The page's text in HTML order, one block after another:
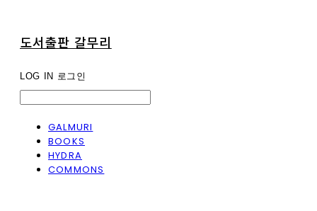
도서출판 갈무리
LOG IN 로그인
GALMURI
BOOKS
HYDRA
COMMONS